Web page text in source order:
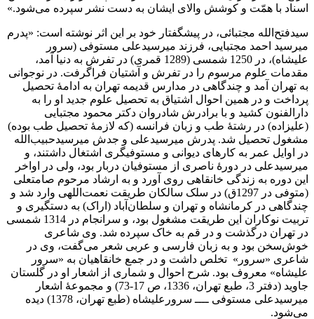
اسناد با همّت و کوشش والای ایشان به دست نشر سپرده می‌شود.»
سیدفتح‌الله مجتبائی، در پیشگفتار خود بر این اثر نوشته است: «پدرم
میرسید احمد مجتبایی، فرزند میرسیدعلی مستوفی (سرور
علیشاه)، در 1250 شمسی (1289 قمری) در تفرش به دنیا آمد،
مقدمات علوم مرسوم را در تفرش و آشتیان فراگرفت. در نوجوانی
به تهران آمد و چندگاهی در مدارس قدیمه تهران به ادامۀ تحصیل
پرداخت و در همین احوال اشتیاق به تحصیل علوم جدید او را به
دارالفنون کشید و با برادرش شادروان دکتر محمود مجتبایی
(علیزاده) در رشتۀ طب و زبان فرانسه (که لازمۀ تحصیل طب بوده)
مشغول تحصیل شد. پدرش میرسیدعلی و جدش میرسیدحبیب‌الله
در اوایل عمر به کارهای دیوانی و مستوفیگری اشتغال داشتند، و
میرسیدعلی در دورۀ ناصری از مستوفیان دربار بود، ولی در اواخر
این دوره به زندگی خانقاهی روی آورد و به ارشاد مرحوم صامتعلی
(متوفی در 1297ق) در سلک سالکان طریقت نعمت‌اللهی وارد شد و
چندگاهی در کرمانشاه و تهران و سلطان‌آباد (اراک) به دستگیری و
تربیت نوکاران این طریقت مشغول بود، و سرانجام در 1314 شمسی
در تهران درگذشت و در قم به خاک سپرده شد. وی شاعری
خوش‌سخن بود و به زبان فارسی و عربی شعر می‌گفت، وی در
شاعری «سرور» تخلص داشت و در جمع خانقاهیان به «سرور
علیشاه» معروف بود. شرح احوال و شماری از اشعار او در گلستان
جاوید (دفتر 3، طبع تهران، 1336، ص 17-73) و مجموعۀ اشعار
میرسیدعلی مستوفی ــــ سرورعلیشاه (طبع تهران، 1378) دیده
می‌شود.